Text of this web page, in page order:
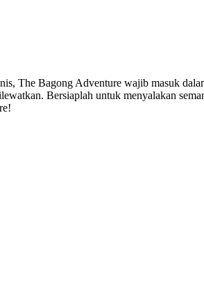
The Bagong Adventure wajib masuk
Bersiaplah untuk menyalakan